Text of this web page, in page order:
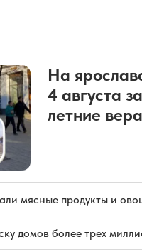
На
4 августа
летние
мясные продукты и
домов более трех